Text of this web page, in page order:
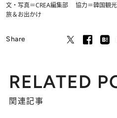
文・写真＝CREA編集部 協力＝韓国観
旅＆お出かけ
Share
RELATED
関連記事